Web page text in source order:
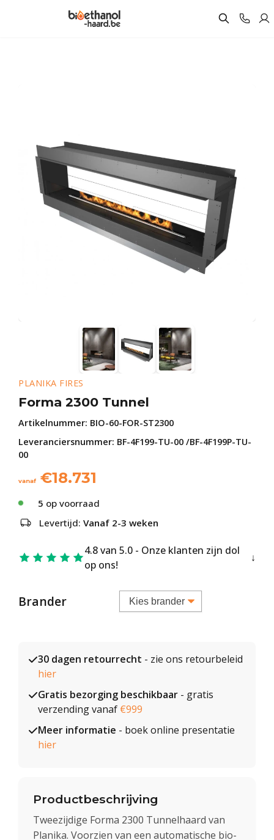
PLANIKA FIRES
Forma 2300 Tunnel
Artikelnummer: BIO-60-FOR-ST2300
Leveranciersnummer: BF-4F199-TU-00 /BF-4F199P-TU-
00
vanaf €18.731
5 op voorraad
Levertijd: Vanaf 2-3 weken
4.8 van 5.0 - Onze klanten zijn dol
op ons!
Brander
30 dagen retourrecht - zie ons retourbeleid
hier
Gratis bezorging beschikbaar - gratis
verzending vanaf €999
Meer informatie - boek online presentatie
hier
Productbeschrijving
Tweezijdige Forma 2300 Tunnelhaard van
Planika. Voorzien van een automatische bio-